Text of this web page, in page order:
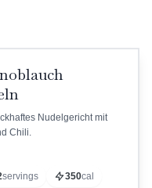
Nudelgericht mit
Chili.
servings 350cal